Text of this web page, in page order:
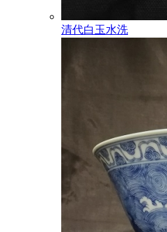
清代白玉水洗